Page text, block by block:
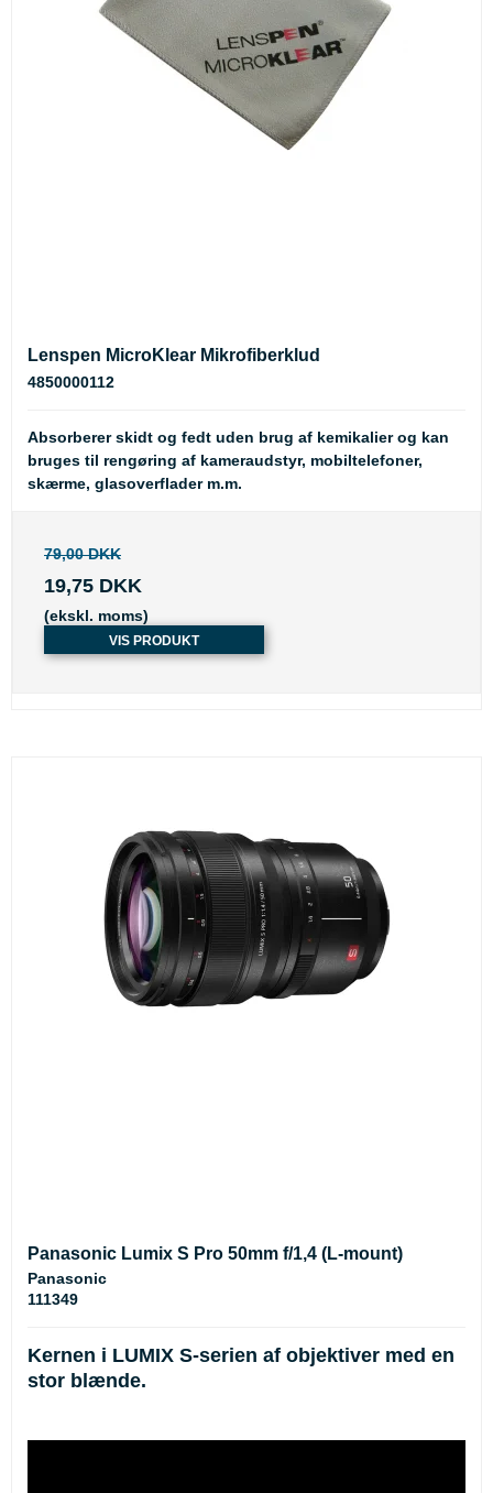
Lenspen MicroKlear Mikrofiberklud
4850000112
Absorberer skidt og fedt uden brug af kemikalier og kan
bruges til rengøring af kameraudstyr, mobiltelefoner,
skærme, glasoverflader m.m.
79,00 DKK
19,75 DKK
(ekskl. moms)
VIS PRODUKT
Panasonic Lumix S Pro 50mm f/1,4 (L-mount)
Panasonic
111349
Kernen i LUMIX S-serien af objektiver med en
stor blænde.